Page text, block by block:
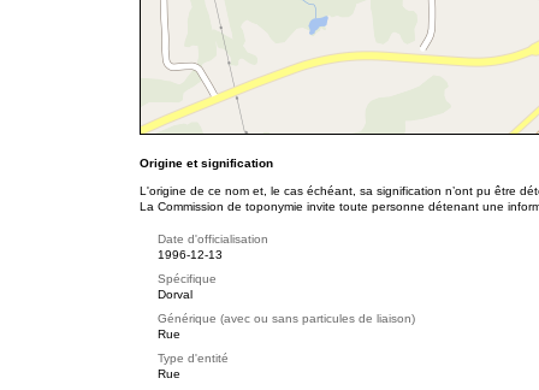
Origine et signification
L'origine de ce nom et, le cas échéant, sa signification n’ont pu être
La Commission de toponymie invite toute personne détenant une
Date d'officialisation
1996-12-13
Spécifique
Dorval
Générique (avec ou sans particules de liaison)
Rue
Type d'entité
Rue